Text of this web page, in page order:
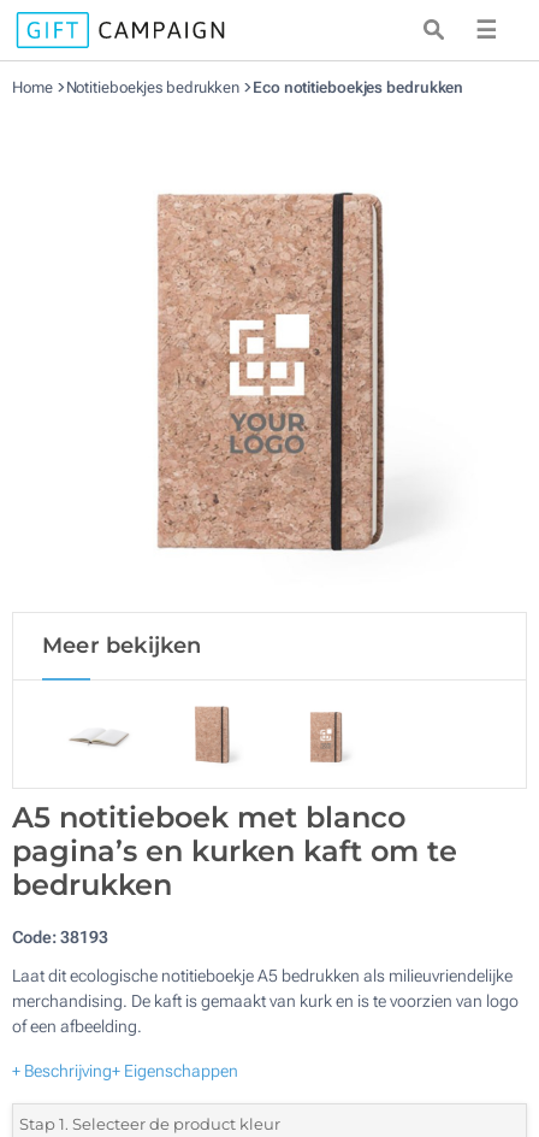
☰
Home Notitieboekjes bedrukken Eco notitieboekjes bedrukken
Meer bekijken
A5 notitieboek met blanco
pagina’s en kurken kaft om te
bedrukken
Code:38193
Laat dit ecologische notitieboekje A5 bedrukken als milieuvriendelijke
merchandising. De kaft is gemaakt van kurk en is te voorzien van logo
of een afbeelding.
+ Beschrijving+ Eigenschappen
Stap 1. Selecteer de product kleur